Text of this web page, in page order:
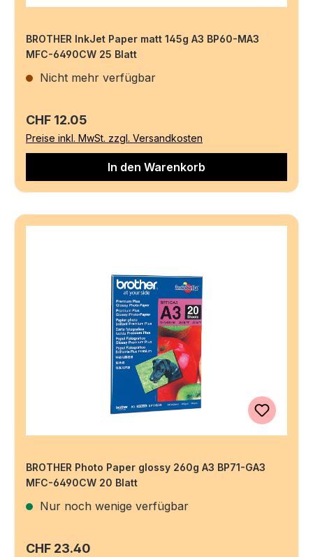
BROTHER InkJet Paper matt 145g A3 BP60-MA3
MFC-6490CW 25 Blatt
Nicht mehr verfügbar
Regulärer Preis:
CHF 12.05
Preise inkl. MwSt. zzgl. Versandkosten
In den Warenkorb
BROTHER Photo Paper glossy 260g A3 BP71-GA3
MFC-6490CW 20 Blatt
Nur noch wenige verfügbar
Regulärer Preis:
CHF 23.40